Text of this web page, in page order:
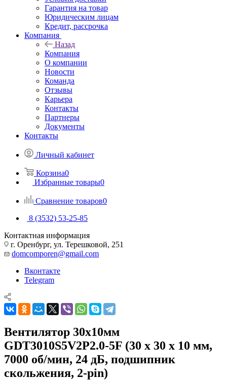
Гарантия на товар
Юридическим лицам
Кредит, рассрочка
Компания
Назад
Компания
О компании
Новости
Команда
Отзывы
Карьера
Контакты
Партнеры
Документы
Контакты
Личный кабинет
Корзина0
Избранные товары0
Сравнение товаров0
8 (3532) 53-25-85
Контактная информация
г. Оренбург, ул. Терешковой, 251
domcomporen@gmail.com
Вконтакте
Telegram
Вентилятор 30x10мм
GDT3010S5V2P2.0-5F (30 х 30 х 10 мм,
7000 об/мин, 24 дБ, подшипник
скольжения, 2-pin)